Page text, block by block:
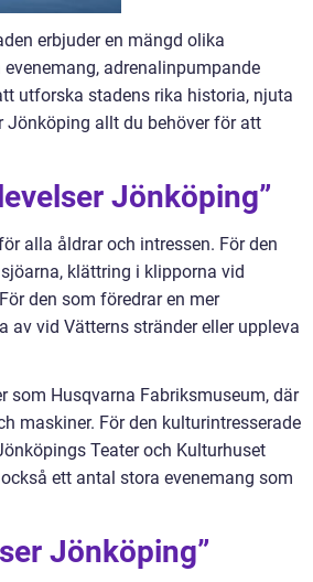
erbjuder en mängd olika
adrenalinpumpande
utforska stadens rika historia, njuta
Jönköping allt du behöver för att
Jönköping”
alla åldrar och intressen. För den
klättring i klipporna vid
den som föredrar en mer
av vid Vätterns stränder eller uppleva
som Husqvarna Fabriksmuseum, där
maskiner. För den kulturintresserade
Teater och Kulturhuset
ett antal stora evenemang som
Jönköping”